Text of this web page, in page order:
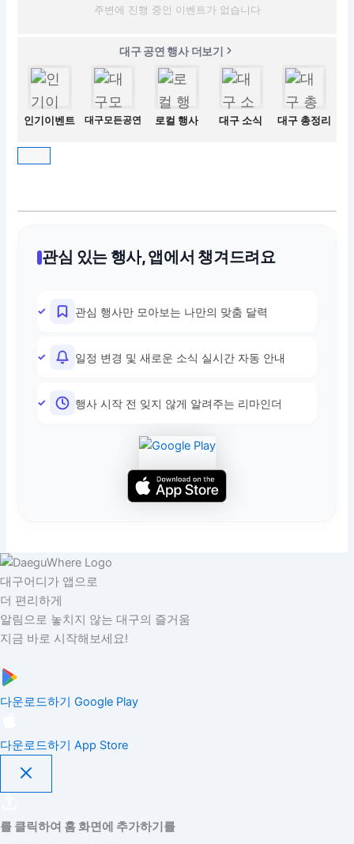
주변에 진행 중인 이벤트가 없습니다
대구 공연 행사 더보기
인기이벤트 대구모든공연 로컬 행사 대구 소식 대구 총정리
관심 있는 행사, 앱에서 챙겨드려요
관심 행사만 모아보는 나만의 맞춤 달력
일정 변경 및 새로운 소식 실시간 자동 안내
행사 시작 전 잊지 않게 알려주는 리마인더
대구어디가 앱으로
더 편리하게
알림으로 놓치지 않는 대구의 즐거움
지금 바로 시작해보세요!
다운로드하기 Google Play
다운로드하기 App Store
를 클릭하여 홈 화면에 추가하기를